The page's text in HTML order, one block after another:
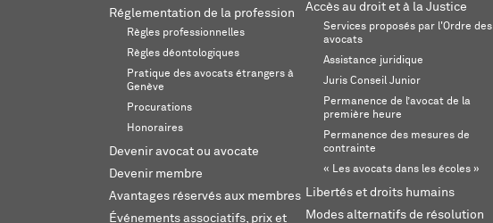
Réglementation de la profession
Règles professionnelles
Règles déontologiques
Pratique des avocats étrangers à
Genève
Procurations
Honoraires
Devenir avocat ou avocate
Devenir membre
Avantages réservés aux membres
Événements associatifs, prix et
Accès au droit et à la Justice
Services proposés par l'Ordre des
avocats
Assistance juridique
Juris Conseil Junior
Permanence de l’avocat de la
première heure
Permanence des mesures de
contrainte
« Les avocats dans les écoles »
Libertés et droits humains
Modes alternatifs de résolution